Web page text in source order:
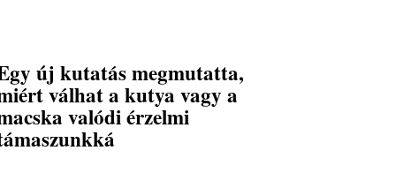
új kutatás megmutatta,
válhat a kutya vagy a
valódi érzelmi